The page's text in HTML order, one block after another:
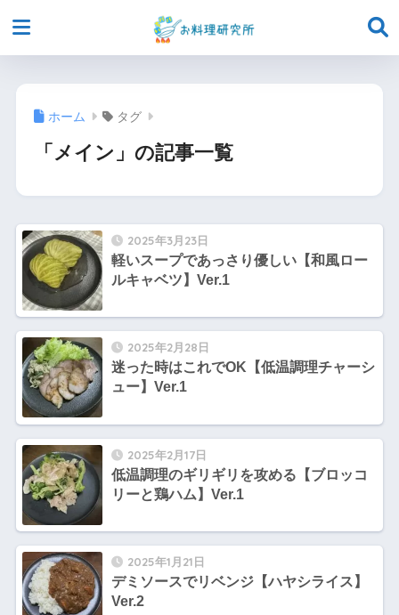
ホーム タグ
「メイン」の記事一覧
2025年3月23日
軽いスープであっさり優しい【和風ロー
ルキャベツ】Ver.1
2025年2月28日
迷った時はこれでOK【低温調理チャーシ
ュー】Ver.1
2025年2月17日
低温調理のギリギリを攻める【ブロッコ
リーと鶏ハム】Ver.1
2025年1月21日
デミソースでリベンジ【ハヤシライス】
Ver.2